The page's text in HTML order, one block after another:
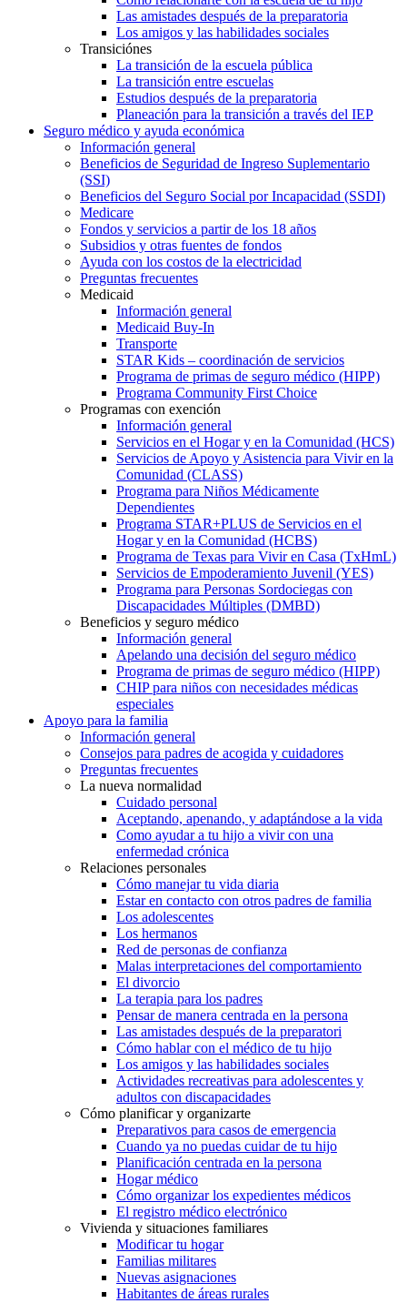
Las amistades después de la preparatoria
Los amigos y las habilidades sociales
Transiciónes
La transición de la escuela pública
La transición entre escuelas
Estudios después de la preparatoria
Planeación para la transición a través del IEP
Seguro médico y ayuda económica
Información general
Beneficios de Seguridad de Ingreso Suplementario
(SSI)
Beneficios del Seguro Social por Incapacidad (SSDI)
Medicare
Fondos y servicios a partir de los 18 años
Subsidios y otras fuentes de fondos
Ayuda con los costos de la electricidad
Preguntas frecuentes
Medicaid
Información general
Medicaid Buy-In
Transporte
STAR Kids – coordinación de servicios
Programa de primas de seguro médico (HIPP)
Programa Community First Choice
Programas con exención
Información general
Servicios en el Hogar y en la Comunidad (HCS)
Servicios de Apoyo y Asistencia para Vivir en la
Comunidad (CLASS)
Programa para Niños Médicamente
Dependientes
Programa STAR+PLUS de Servicios en el
Hogar y en la Comunidad (HCBS)
Programa de Texas para Vivir en Casa (TxHmL)
Servicios de Empoderamiento Juvenil (YES)
Programa para Personas Sordociegas con
Discapacidades Múltiples (DMBD)
Beneficios y seguro médico
Información general
Apelando una decisión del seguro médico
Programa de primas de seguro médico (HIPP)
CHIP para niños con necesidades médicas
especiales
Apoyo para la familia
Información general
Consejos para padres de acogida y cuidadores
Preguntas frecuentes
La nueva normalidad
Cuidado personal
Aceptando, apenando, y adaptándose a la vida
Como ayudar a tu hijo a vivir con una
enfermedad crónica
Relaciones personales
Cómo manejar tu vida diaria
Estar en contacto con otros padres de familia
Los adolescentes
Los hermanos
Red de personas de confianza
Malas interpretaciones del comportamiento
El divorcio
La terapia para los padres
Pensar de manera centrada en la persona
Las amistades después de la preparatori
Cómo hablar con el médico de tu hijo
Los amigos y las habilidades sociales
Actividades recreativas para adolescentes y
adultos con discapacidades
Cómo planificar y organizarte
Preparativos para casos de emergencia
Cuando ya no puedas cuidar de tu hijo
Planificación centrada en la persona
Hogar médico
Cómo organizar los expedientes médicos
El registro médico electrónico
Vivienda y situaciones familiares
Modificar tu hogar
Familias militares
Nuevas asignaciones
Habitantes de áreas rurales